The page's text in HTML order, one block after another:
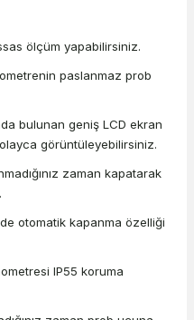
ölçüm yapabilirsiniz.
paslanmaz prob
bulunan geniş LCD ekran
görüntüleyebilirsiniz.
zaman kapatarak
otomatik kapanma özelliği
IP55 koruma